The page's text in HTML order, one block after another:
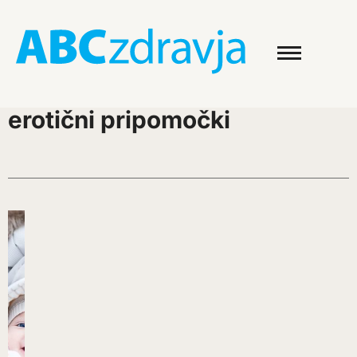
erotični pripomočki